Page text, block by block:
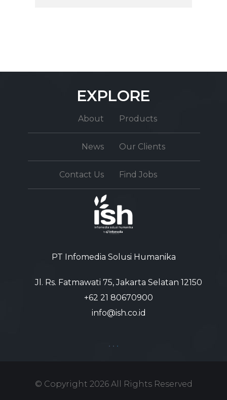
EXPLORE
About Products
News Our Clients
Contact Us Find Jobs
PT Infomedia Solusi Humanika
Jl. Rs. Fatmawati 75, Jakarta Selatan 12150
+62 21 80670900‬
info@ish.co.id
© Copyright 2026All Rights Reserved